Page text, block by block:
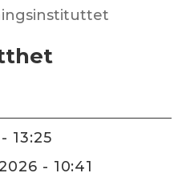
13:25
- 10:41